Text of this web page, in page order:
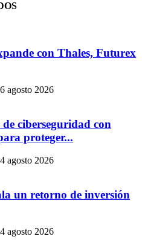
con Thales, Futurex
6 agosto 2026
ciberseguridad con
proteger...
4 agosto 2026
un retorno de inversión
4 agosto 2026